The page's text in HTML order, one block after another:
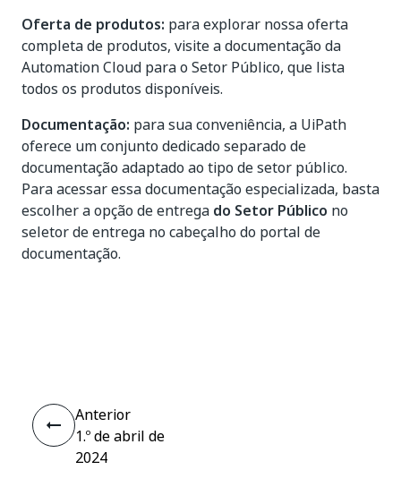
Oferta de produtos: para explorar nossa oferta
completa de produtos, visite a documentação da
Automation Cloud para o Setor Público, que lista
todos os produtos disponíveis.
Documentação: para sua conveniência, a UiPath
oferece um conjunto dedicado separado de
documentação adaptado ao tipo de setor público.
Para acessar essa documentação especializada, basta
escolher a opção de entrega do Setor Público no
seletor de entrega no cabeçalho do portal de
documentação.
Anterior
1.º de abril de
2024